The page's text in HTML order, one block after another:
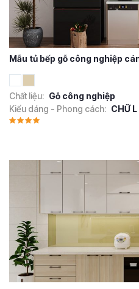
Mẫu tủ bếp gỗ công nghiệp
Chất liệu: Gỗ công nghiệp
Kiểu dáng - Phong cách: CHỮ